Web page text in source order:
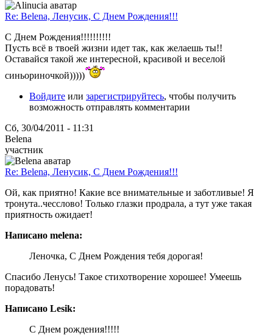
Re: Belena, Ленусик, С Днем Рождения!!!
С Днем Рождения!!!!!!!!!!
Пусть всё в твоей жизни идет так, как желаешь ты!!
Оставайся такой же интересной, красивой и веселой
синьориночкой)))))
Войдите или зарегистрируйтесь, чтобы получить
возможность отправлять комментарии
Сб, 30/04/2011 - 11:31
Belena
участник
Re: Belena, Ленусик, С Днем Рождения!!!
Ой, как приятно! Какие все внимательные и заботливые! Я
тронута..чесслово! Только глазки продрала, а тут уже такая
приятность ожидает!
Написано melena:
Леночка, С Днем Рождения тебя дорогая!
Спасибо Ленусь! Такое стихотворение хорошее! Умеешь
порадовать!
Написано Lesik:
С Днем рождения!!!!!